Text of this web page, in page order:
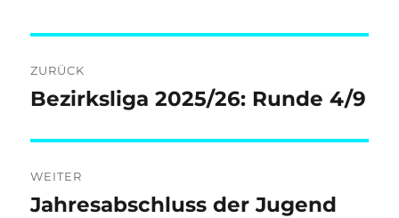
ZURÜCK
Vorheriger
Bezirksliga 2025/26: Runde 4/9
WEITER
Nächster
Jahresabschluss der Jugend